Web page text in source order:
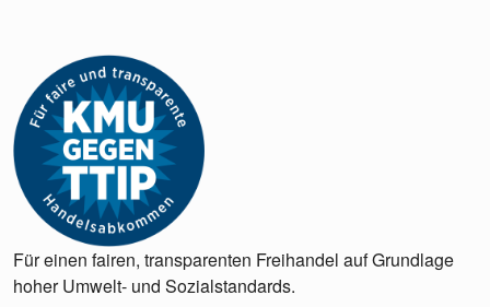
Für einen fairen, transparenten Freihandel auf Grundlage
hoher Umwelt- und Sozialstandards.